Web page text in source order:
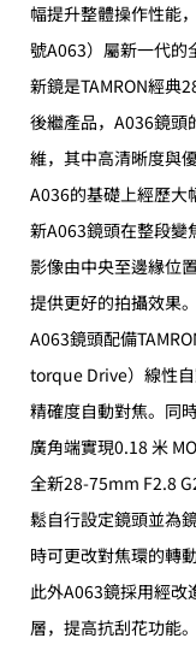
幅提升整體操作性能
號A063）屬新一代的
新鏡是TAMRON經典
後繼產品，A036鏡頭
維，其中高清晰度與
A036的基礎上經歷大
新A063鏡頭在整段變
影像由中央至邊緣位
提供更好的拍攝效果。
A063鏡頭配備
torque Drive）線性
精確度自動對焦。同
廣角端實現0.18 米
全新28-75mm F2.8
鬆自行設定鏡頭並為
時可更改對焦環的轉動
此外A063鏡採用經改
層，提高抗刮花功能